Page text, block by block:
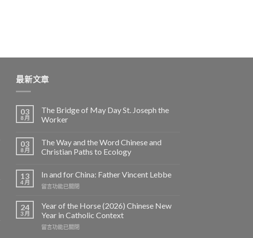
最新文章
03
8 月
The Bridge of May Day St. Joseph the
Worker
03
8 月
The Way and the Word Chinese and
Christian Paths to Ecology
13
4 月
In and for China: Father Vincent Lebbe
在
and
for
China:
Father
留言功能已關閉
24
3 月
Year of the Horse (2026) Chinese New
Year in Catholic Context
在
留言功能已關閉